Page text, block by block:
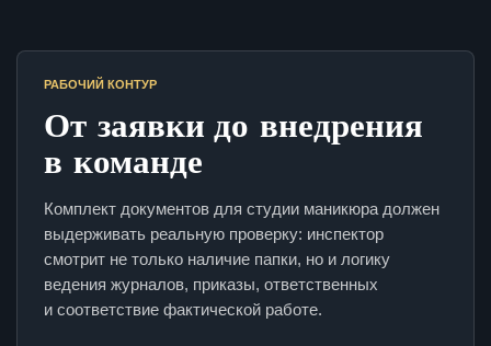
РАБОЧИЙ КОНТУР
От заявки до внедрения
в команде
Комплект документов для студии маникюра должен
выдерживать реальную проверку: инспектор
смотрит не только наличие папки, но и логику
ведения журналов, приказы, ответственных
и соответствие фактической работе.